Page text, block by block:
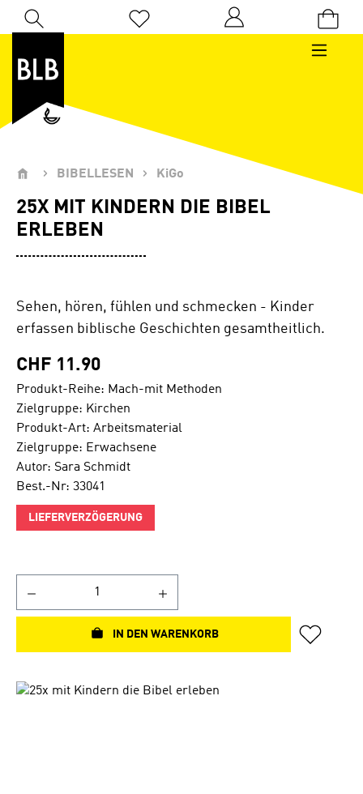
Zum Hauptinhalt springen
Du hast 0 Produkte auf dem Merkzettel
BIBELLESEN KiGo
25X MIT KINDERN DIE BIBEL
ERLEBEN
Sehen, hören, fühlen und schmecken - Kinder
erfassen biblische Geschichten gesamtheitlich.
CHF 11.90
Produkt-Reihe: Mach-mit Methoden
Zielgruppe: Kirchen
Produkt-Art: Arbeitsmaterial
Zielgruppe: Erwachsene
Autor: Sara Schmidt
Best.-Nr: 33041
LIEFERVERZÖGERUNG
IN DEN WARENKORB
Bildergalerie überspringen